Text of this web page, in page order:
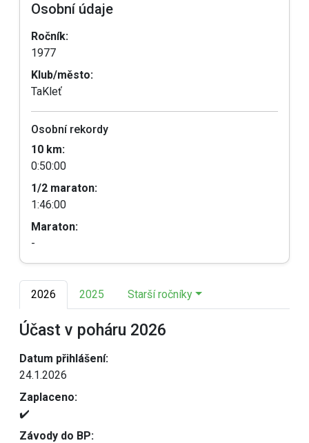
Osobní údaje
Ročník:
1977
Klub/město:
TaKleť
Osobní rekordy
10 km:
0:50:00
1/2 maraton:
1:46:00
Maraton:
-
2026 2025 Starší ročníky
Účast v poháru 2026
Datum přihlášení:
24.1.2026
Zaplaceno:
✔️
Závody do BP: